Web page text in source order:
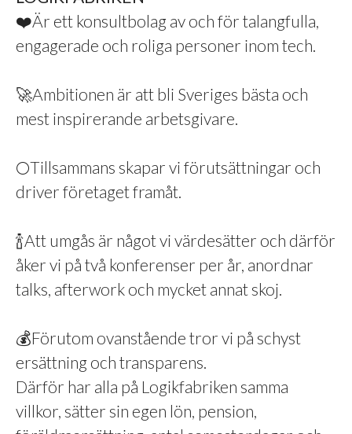
❤️Är ett konsultbolag av och för talangfulla,
engagerade och roliga personer inom tech.
🚀Ambitionen är att bli Sveriges bästa och
mest inspirerande arbetsgivare.
🌕Tillsammans skapar vi förutsättningar och
driver företaget framåt.
🍾Att umgås är något vi värdesätter och därför
åker vi på två konferenser per år, anordnar
talks, afterwork och mycket annat skoj.
💰Förutom ovanstående tror vi på schyst
ersättning och transparens.
Därför har alla på Logikfabriken samma
villkor, sätter sin egen lön, pension,